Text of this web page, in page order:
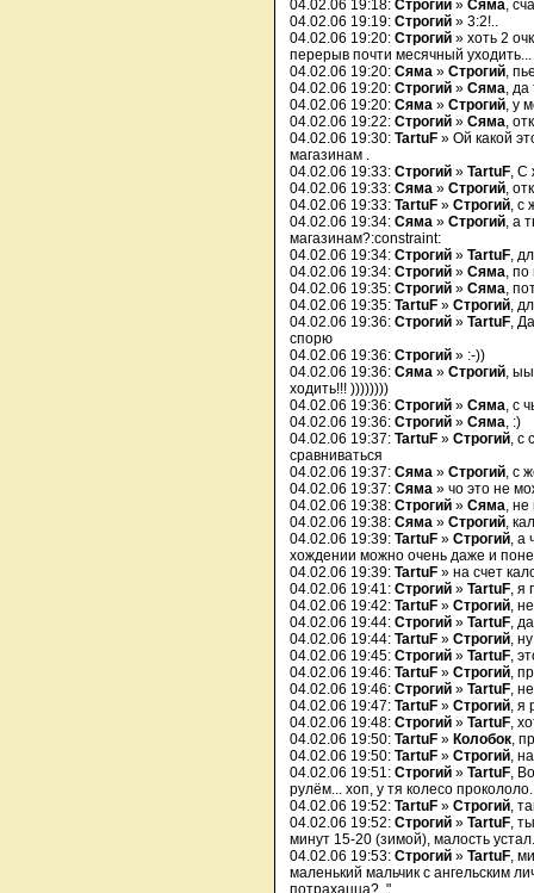
04.02.06 19:18: Строгий » Сяма,
04.02.06 19:19: Строгий » 3:2!..
04.02.06 19:20: Строгий » хоть 2
перерыв почти месячный уходить...
04.02.06 19:20: Сяма » Строгий,
04.02.06 19:20: Строгий » Сяма, да
04.02.06 19:20: Сяма » Строгий, у
04.02.06 19:22: Строгий » Сяма,
04.02.06 19:30: TartuF » Ой какой
магазинам .
04.02.06 19:33: Строгий » TartuF, С
04.02.06 19:33: Сяма » Строгий,
04.02.06 19:33: TartuF » Строгий, с
04.02.06 19:34: Сяма » Строгий, а
магазинам?:constraint:
04.02.06 19:34: Строгий » TartuF,
04.02.06 19:34: Строгий » Сяма, по
04.02.06 19:35: Строгий » Сяма,
04.02.06 19:35: TartuF » Строгий,
04.02.06 19:36: Строгий » TartuF,
спорю
04.02.06 19:36: Строгий » :-))
04.02.06 19:36: Сяма » Строгий,
ходить!!! ))))))))
04.02.06 19:36: Строгий » Сяма, с
04.02.06 19:36: Строгий » Сяма, :)
04.02.06 19:37: TartuF » Строгий, с
сравниваться
04.02.06 19:37: Сяма » Строгий, с
04.02.06 19:37: Сяма » чо это не
04.02.06 19:38: Строгий » Сяма, не
04.02.06 19:38: Сяма » Строгий,
04.02.06 19:39: TartuF » Строгий, а
хождении можно очень даже и
04.02.06 19:39: TartuF » на счет
04.02.06 19:41: Строгий » TartuF, я
04.02.06 19:42: TartuF » Строгий,
04.02.06 19:44: Строгий » TartuF,
04.02.06 19:44: TartuF » Строгий,
04.02.06 19:45: Строгий » TartuF,
04.02.06 19:46: TartuF » Строгий,
04.02.06 19:46: Строгий » TartuF,
04.02.06 19:47: TartuF » Строгий, я
04.02.06 19:48: Строгий » TartuF,
04.02.06 19:50: TartuF » Колобок,
04.02.06 19:50: TartuF » Строгий,
04.02.06 19:51: Строгий » TartuF,
рулём... хоп, у тя колесо
04.02.06 19:52: TartuF » Строгий,
04.02.06 19:52: Строгий » TartuF,
минут 15-20 (зимой), малость
04.02.06 19:53: Строгий » TartuF,
маленький мальчик с ангельским